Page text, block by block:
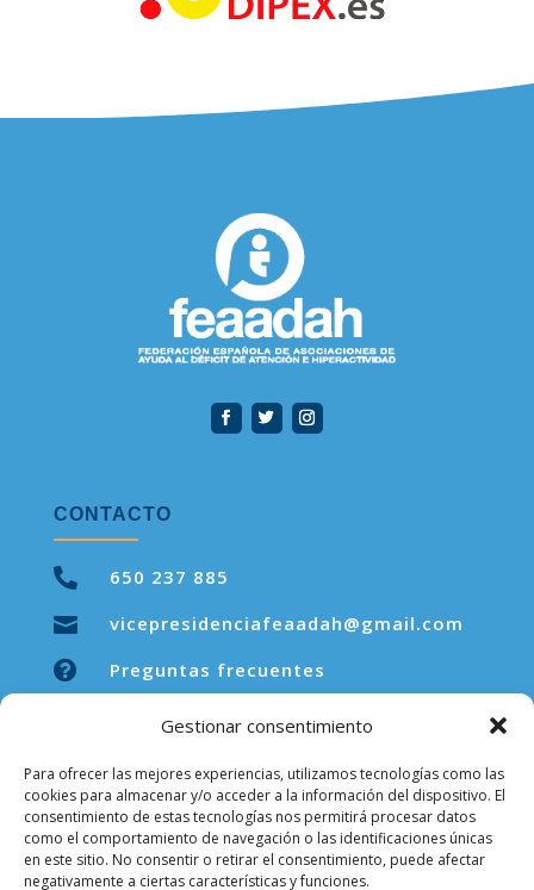
Gestionar consentimiento
Para ofrecer las mejores experiencias, utilizamos tecnologías como las
cookies para almacenar y/o acceder a la información del dispositivo. El
consentimiento de estas tecnologías nos permitirá procesar datos
como el comportamiento de navegación o las identificaciones únicas
en este sitio. No consentir o retirar el consentimiento, puede afectar
negativamente a ciertas características y funciones.
CONTACTO

650 237 885

vicepresidenciafeaadah@gmail.com
 Preguntas frecuentes
LEGAL
Aviso legal